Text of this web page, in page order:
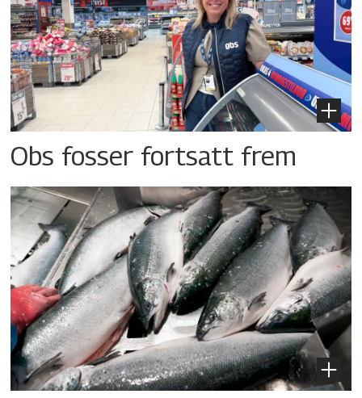
Obs fosser fortsatt frem